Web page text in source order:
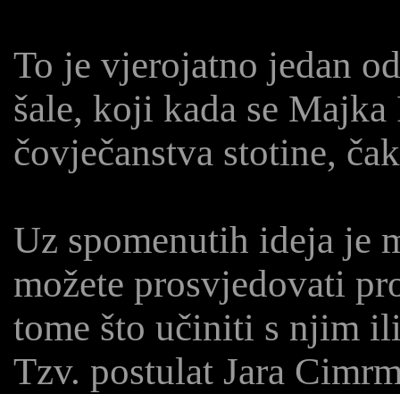
To je vjerojatno jedan
šale, koji kada se
čovječanstva stotine,
Uz spomenutih ideja je
možete prosvjedovati
tome što učiniti s njim
Tzv. postulat Jara